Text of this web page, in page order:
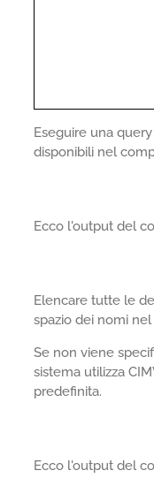
Eseguire una
disponibili nel
Ecco l'output del
Elencare tutte le
spazio dei nomi
Se non viene
sistema utilizza
predefinita.
Ecco l'output del